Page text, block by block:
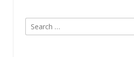
Search
for: